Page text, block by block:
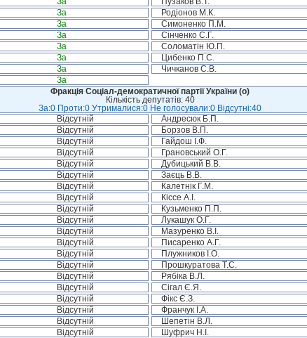
За Родіонов М.К.
За Симоненко П.М.
За Сінченко С.Г.
За Соломатін Ю.П.
За Цибенко П.С.
За Чичканов С.В.
За
Фракція Соціал-демократичної партії України (о)
Кількість депутатів: 40
За:0 Проти:0 Утрималися:0 Не голосували:0 Відсутні:40
Відсутній Андресюк Б.П.
Відсутній Борзов В.П.
Відсутній Гайдош І.Ф.
Відсутній Грановський О.Г.
Відсутній Дубицький В.В.
Відсутній Заєць В.В.
Відсутній Калетнік Г.М.
Відсутній Кіссе А.І.
Відсутній Кузьменко П.П.
Відсутній Лукашук О.Г.
Відсутній Мазуренко В.І.
Відсутній Писаренко А.Г.
Відсутній Плужников І.О.
Відсутній Прошкуратова Т.С.
Відсутній Рябіка В.Л.
Відсутній Сігал Є.Я.
Відсутній Фікс Є.З.
Відсутній Франчук І.А.
Відсутній Шепетін В.Л.
Відсутній Шуфрич Н.І.